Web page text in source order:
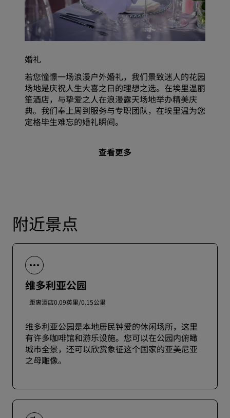
婚礼
若您憧憬一场浪漫户外婚礼，我们景致迷人的花园
场地是庆祝人生大喜之日的理想之选。在埃里温丽
笙酒店，与挚爱之人在浪漫露天场地举办精美庆
典。我们奉上周到服务与专职团队，在埃里温为您
定格毕生难忘的婚礼瞬间。
查看更多
附近景点
维多利亚公园
距离酒店0.09英里/0.15公里
维多利亚公园是本地居民钟爱的休闲场所，这里
有许多咖啡馆和游乐设施。您可以在公园内俯瞰
城市全景，还可以欣赏象征这个国家的亚美尼亚
之母雕像。